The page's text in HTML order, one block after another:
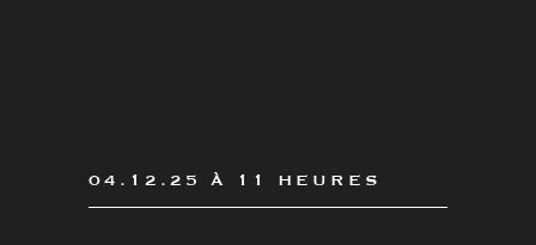
04.12.25 À 11 HEURES